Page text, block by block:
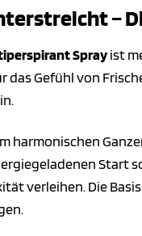
–
Sprayist
Gefühl von
harmonischen
Start
verleihen. Die